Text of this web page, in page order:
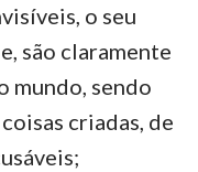
o seu
são claramente
mundo, sendo
criadas, de